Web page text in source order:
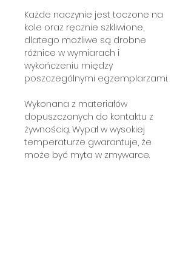
Każde naczynie jest toczone na
kole oraz ręcznie szkliwione,
dlatego możliwe są drobne
różnice w wymiarach i
wykończeniu między
poszczególnymi egzemplarzami.
Wykonana z materiałów
dopuszczonych do kontaktu z
żywnością. Wypał w wysokiej
temperaturze gwarantuje, że
może być myta w zmywarce.